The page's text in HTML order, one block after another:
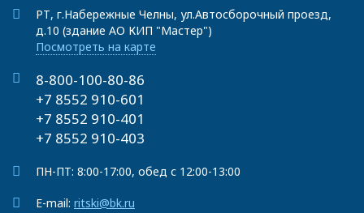
РТ, г.Набережные Челны, ул.Автосборочный проезд,
д.10 (здание АО КИП "Мастер")
Посмотреть на карте
8-800-100-80-86
+7 8552 910-601
+7 8552 910-401
+7 8552 910-403
ПН-ПТ: 8:00-17:00, обед с 12:00-13:00
E-mail: ritski@bk.ru